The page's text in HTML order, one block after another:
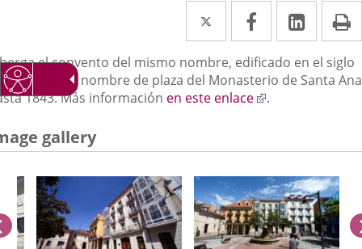
Twitter
Enlace
a
una
aplicación
Facebook
Enlace
a
una
aplicación
Enlace
a
una
el convento del mismo nombre, edificado en el siglo
Recibió el nombre de plaza del Monasterio de Santa Ana
1843. Más información en este enlace
Enlace
aplicación
.
gallery
previus